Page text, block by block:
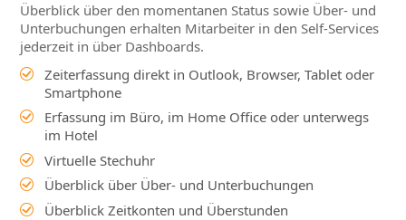
Überblick über den momentanen Status sowie Über- und
Unterbuchungen erhalten Mitarbeiter in den Self-Services
jederzeit in über Dashboards.
Zeiterfassung direkt in Outlook, Browser, Tablet oder
Smartphone
Erfassung im Büro, im Home Office oder unterwegs
im Hotel
Virtuelle Stechuhr
Überblick über Über- und Unterbuchungen
Überblick Zeitkonten und Überstunden